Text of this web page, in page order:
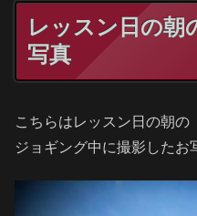
レッスン日の朝
写真
こちらはレッスン日の朝の
ジョギング中に撮影したお